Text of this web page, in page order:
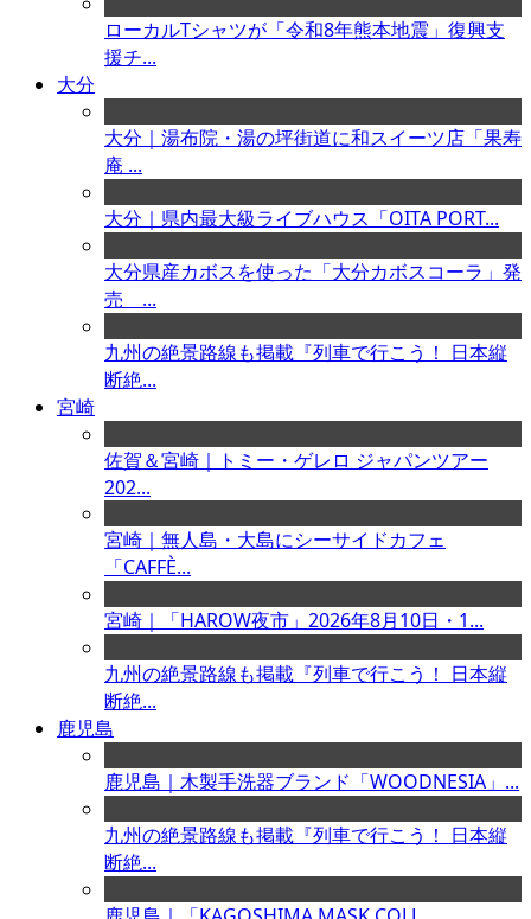
ローカルTシャツが「令和8年熊本地震」復興支
援チ...
大分
大分｜湯布院・湯の坪街道に和スイーツ店「果寿
庵 ...
大分｜県内最大級ライブハウス「OITA PORT...
大分県産カボスを使った「大分カボスコーラ」発
売 ...
九州の絶景路線も掲載『列車で行こう！ 日本縦
断絶...
宮崎
佐賀＆宮崎｜トミー・ゲレロ ジャパンツアー
202...
宮崎｜無人島・大島にシーサイドカフェ
「CAFFÈ...
宮崎｜「HAROW夜市」2026年8月10日・1...
九州の絶景路線も掲載『列車で行こう！ 日本縦
断絶...
鹿児島
鹿児島｜木製手洗器ブランド「WOODNESIA」...
九州の絶景路線も掲載『列車で行こう！ 日本縦
断絶...